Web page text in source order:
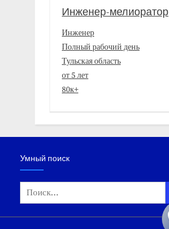
Инженер-мелиоратор
Инженер
Полный рабочий день
Тульская область
от 5 лет
80к+
Умный поиск
Найти: